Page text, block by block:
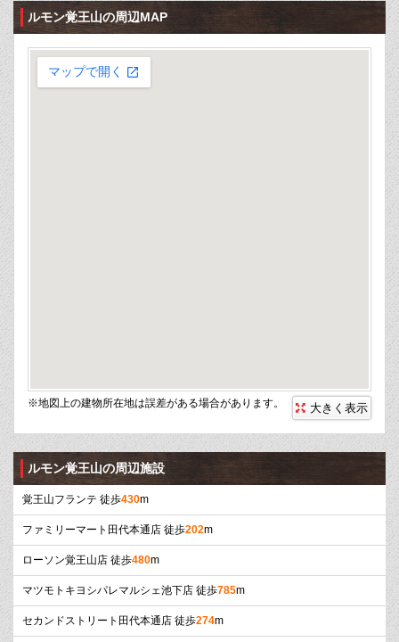
ルモン覚王山の周辺MAP
※地図上の建物所在地は誤差がある場合があります。 大きく表示
ルモン覚王山の周辺施設
覚王山フランテ 徒歩430m
ファミリーマート田代本通店 徒歩202m
ローソン覚王山店 徒歩480m
マツモトキヨシパレマルシェ池下店 徒歩785m
セカンドストリート田代本通店 徒歩274m